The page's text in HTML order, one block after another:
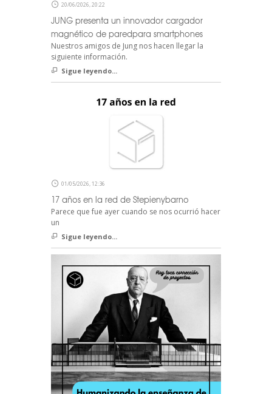
20/06/2026, 20:22
JUNG presenta un innovador cargador
magnético de paredpara smartphones
Nuestros amigos de Jung nos hacen llegar la
siguiente información.
Sigue leyendo...
01/05/2026, 12:36
17 años en la red de Stepienybarno
Parece que fue ayer cuando se nos ocurrió hacer
un
Sigue leyendo...